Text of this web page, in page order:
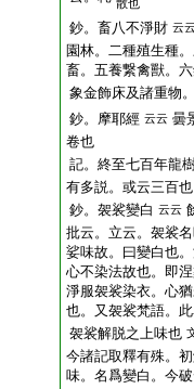
散也
鈔。畜八不淨財 云
園林。二種殖生種
畜。五養繋禽獸。
象金飾床及諸重物
鈔。摩耶經 云云 曇
卷也
記。終至七百年龍
有多説。或云三百也
鈔。袈裟變白 云云
批云。立云。袈裟
娑味故。曰變白也
心不染法故也。即
淨服袈裟染衣。心
也。又袈裟梵語。
袈裟解脱之上味也
今諸記取釋有殊。
味。名爲變白。今